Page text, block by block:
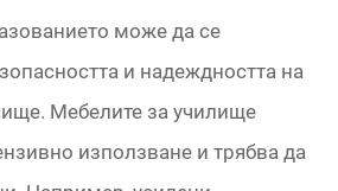
може да се
и надеждността на
Мебелите за училище
използване и трябва да